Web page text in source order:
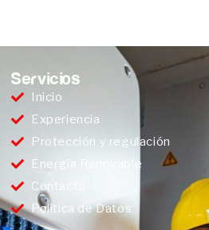
Servicios
Inicio
Experiencia
Protección y regulación
Energía Renovable
Contacto
Política de Datos